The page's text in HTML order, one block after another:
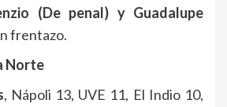
(De penal) y Guadalupe
frentazo.
Norte
, Nápoli 13, UVE 11, El Indio 10,